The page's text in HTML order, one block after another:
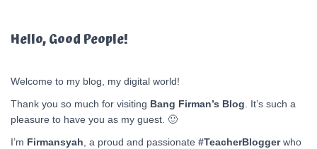
Hello, Good People!
Welcome to my blog, my digital world!
Thank you so much for visiting Bang Firman’s Blog. It’s such a
pleasure to have you as my guest. 🙂
I’m Firmansyah, a proud and passionate #TeacherBloggerwho